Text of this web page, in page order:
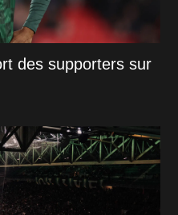
des supporters sur